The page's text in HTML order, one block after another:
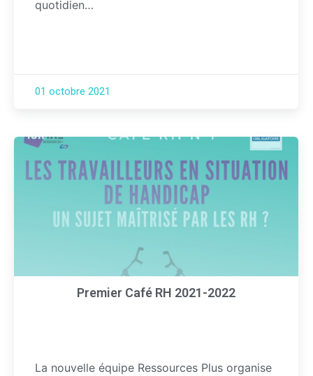
quotidien…
01 octobre 2021
Premier Café RH 2021-2022
La nouvelle équipe Ressources Plus organise